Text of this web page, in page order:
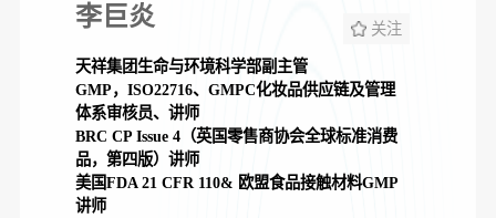
关注
李巨炎
天祥集团生命与环境科学部副主管
GMP，ISO22716、GMPC化妆品供应链及管理
体系审核员、讲师
BRC CP Issue 4（英国零售商协会全球标准消费
品，第四版）讲师
美国FDA 21 CFR 110& 欧盟食品接触材料GMP
讲师